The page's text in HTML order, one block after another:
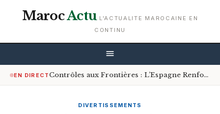
MarocActu L'ACTUALITE MAROCAINE EN
CONTINU
EN DIRECT Contrôles aux Frontières : L’Espagne Renforce les Mesures pour les Voyageurs en Provenance d’Italie
DIVERTISSEMENTS